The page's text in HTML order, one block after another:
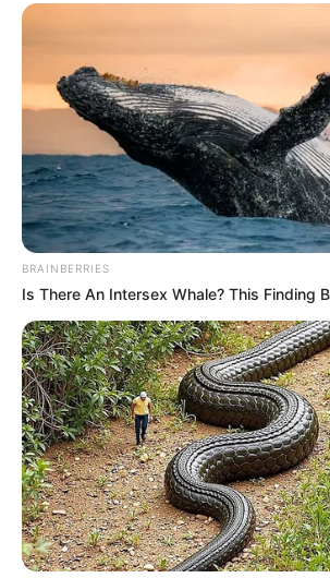
PRIX MISS ALLEGED
PRONOSTIC
04-2023
Mardi 11 Avril 2023 à CHANTILLY
n°1 à 13h50 – PRIX MISS ALLEGED –
mètres.
BRAINBERRIES
Is There An Intersex Whale? This Finding